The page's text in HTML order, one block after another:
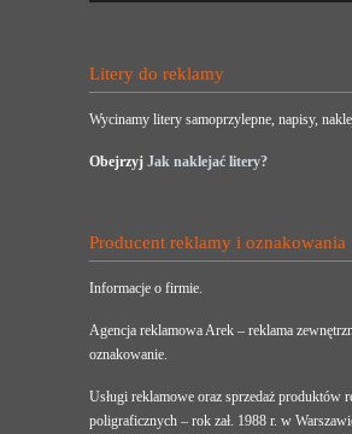
Litery do reklamy
Wycinamy litery samoprzylepne, napisy,
Obejrzyj Jak naklejać litery?
Producent reklamy i oznakowania
Informacje o firmie.
Agencja reklamowa Arek – reklama
oznakowanie.
Usługi reklamowe oraz sprzedaż produktów
poligraficznych – rok zał. 1988 r. w